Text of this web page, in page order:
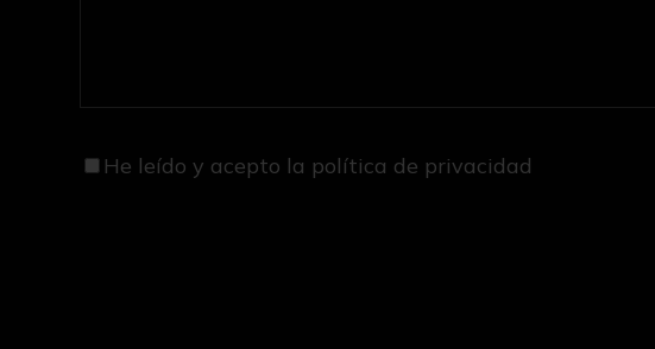
He leído y acepto la política de privacidad